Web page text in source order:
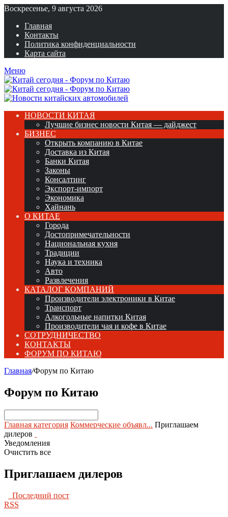
Воскресенье, 9 августа 2026
Главная
Контакты
Политика конфиденциальности
Карта сайта
Меню
НОВОСТИ КИТАЯ
Лучшие бизнес новости Китая — дайджест
БИЗНЕС
Открыть компанию в Китае
Доставка из Китая
Банки Китая
Законы
Консалтинг
Экспорт-импорт
Экономика
Хайнань
О КИТАЕ
Города
Достопримечательности
Национальная кухня
Традиции
Наука и техника
Авто
Развлечения
КАТАЛОГ КОМПАНИЙ
Производители электроники в Китае
Транспорт
Алкогольные напитки Китая
Производители чая и кофе в Китае
СОТРУДНИЧЕСТВО
КОНТАКТЫ
ФОРУМ ПО КИТАЮ
Главная/Форум по Китаю
Форум по Китаю
Главная категория Коммерческие объявл... Приглашаем
дилеров
Уведомления
Очистить все
Приглашаем дилеров
Последний пост
RSS